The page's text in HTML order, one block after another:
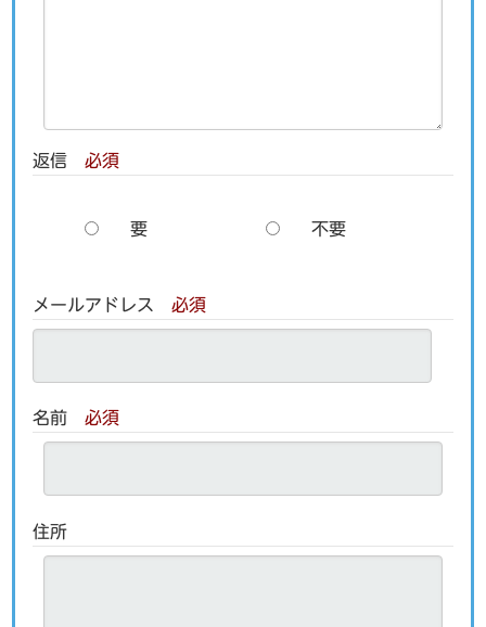
返信 必須
要 不要
メールアドレス 必須
名前 必須
住所